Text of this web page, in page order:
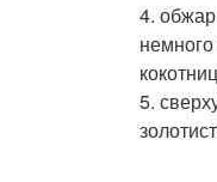
4.
5.